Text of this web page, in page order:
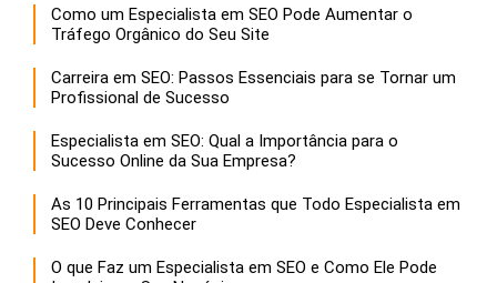
Como um Especialista em SEO Pode Aumentar o
Tráfego Orgânico do Seu Site
Carreira em SEO: Passos Essenciais para se Tornar um
Profissional de Sucesso
Especialista em SEO: Qual a Importância para o
Sucesso Online da Sua Empresa?
As 10 Principais Ferramentas que Todo Especialista em
SEO Deve Conhecer
O que Faz um Especialista em SEO e Como Ele Pode